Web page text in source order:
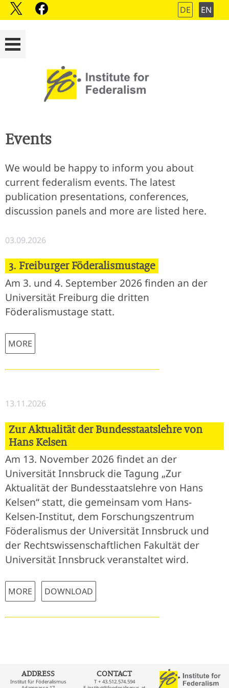
DE EN
Events
We would be happy to inform you about
current federalism events. The latest
publication presentations, conferences,
discussion panels and more are listed here.
03.09.2026
3. Freiburger Föderalismustage
Am 3. und 4. September 2026 finden an der
Universität Freiburg die dritten
Föderalismustage statt.
MORE
13.11.2026
Zur Aktualität der Bundesstaatslehre von
Hans Kelsen
Am 13. November 2026 findet an der
Universität Innsbruck die Tagung „Zur
Aktualität der Bundesstaatslehre von Hans
Kelsen“ statt, die gemeinsam vom Hans-
Kelsen-Institut, dem Forschungszentrum
Föderalismus der Universität Innsbruck und
der Rechtswissenschaftlichen Fakultät der
Universität Innsbruck veranstaltet wird.
MORE DOWNLOAD
ADDRESS
Institut für Föderalismus
CONTACT
T + 43.512.574.594